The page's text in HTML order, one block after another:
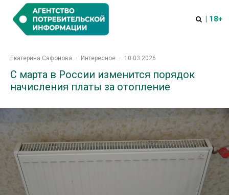
| 18+
Екатерина Сафонова · Интересное · 10.03.2026
С марта в России изменится порядок
начисления платы за отопление